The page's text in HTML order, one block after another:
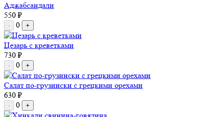
Аджабсандали
550 ₽
- 0 +
Цезарь с креветками
730 ₽
- 0 +
Салат по-грузински с грецкими орехами
630 ₽
- 0 +